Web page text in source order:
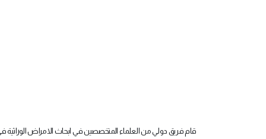
قام فريق دولي من العلماء المتخصصين في ابحاث الامراض الوراثية